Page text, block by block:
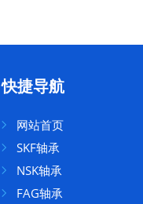
快捷导航
网站首页
SKF轴承
NSK轴承
FAG轴承